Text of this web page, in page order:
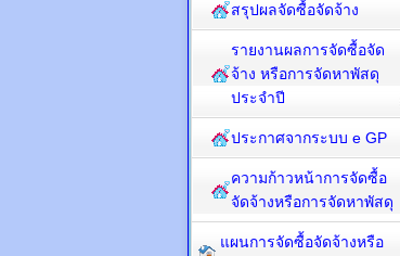
สรุปผลจัดซื้อจัดจ้าง
รายงานผลการจัดซื้อจัด
จ้าง หรือการจัดหาพัสดุ
ประจำปี
ประกาศจากระบบ e GP
ความก้าวหน้าการจัดซื้อ
จัดจ้างหรือการจัดหาพัสดุ
แผนการจัดซื้อจัดจ้างหรือ